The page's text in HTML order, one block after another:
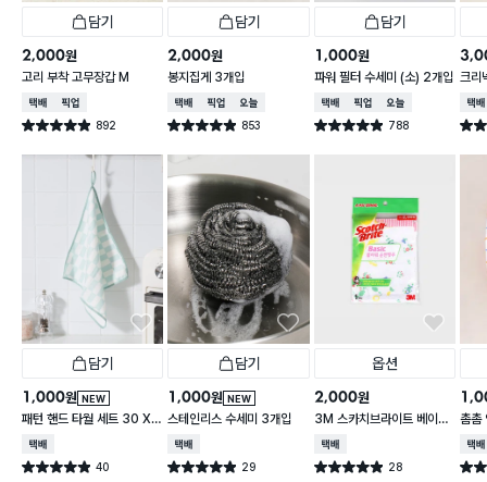
담기
2,000원
고리 부착 고무장갑 M
택배배송매장픽업
별점 4.9점 892
건 작성
담기
2,000원
봉지집게 3개입
택배배송매장픽업오늘배송
별점 4.9점 853
건 작성
담기
1,000원
파워 필터 수세미 (소) 2개입
택배배송매장픽업오늘배송
별점 4.9점 788
건 작성
크리
주
택배
별점
담기
NEW
1,000원
패턴 핸드 타월 세트 30 X
30 cm 3개입
택배배송
별점 4.9점 40
건 작성
담기
NEW
1,000원
스테인리스 수세미 3개입
택배배송
별점 4.9점 29
건 작성
옵션
2,000원
3M 스카치브라이트 베이직
플라워 순면 행주
택배배송
별점 4.9점 28
건 작성
촘촘
5
택배
별점